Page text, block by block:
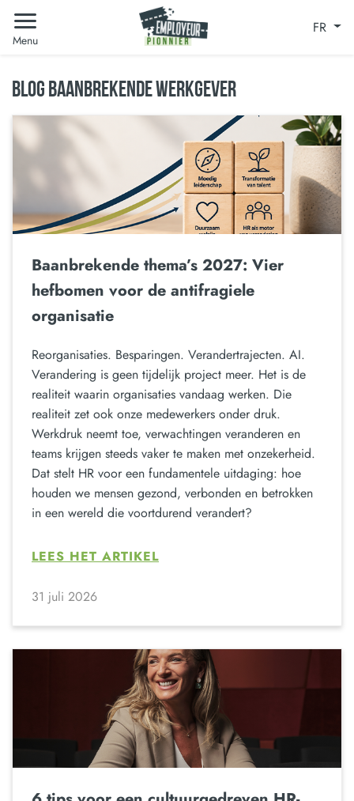
Menu
FR
BLOG BAANBREKENDE WERKGEVER
Baanbrekende thema’s 2027: Vier
hefbomen voor de antifragiele
organisatie
Reorganisaties. Besparingen. Verandertrajecten. AI.
Verandering is geen tijdelijk project meer. Het is de
realiteit waarin organisaties vandaag werken. Die
realiteit zet ook onze medewerkers onder druk.
Werkdruk neemt toe, verwachtingen veranderen en
teams krijgen steeds vaker te maken met onzekerheid.
Dat stelt HR voor een fundamentele uitdaging: hoe
houden we mensen gezond, verbonden en betrokken
in een wereld die voortdurend verandert?
LEES HET ARTIKEL
31 juli 2026